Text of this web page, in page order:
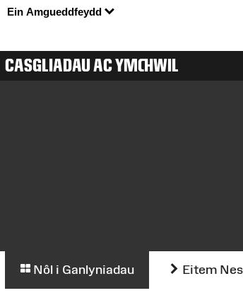
Ein Amgueddfeydd
CASGLIADAU AC YMCHWIL
Nôl i Ganlyniadau Eitem